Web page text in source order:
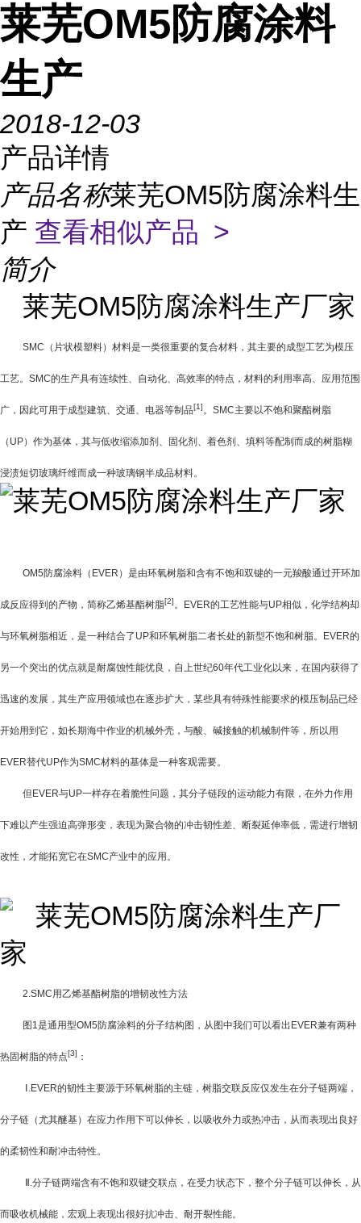
莱芜OM5防腐涂料
生产
2018-12-03
产品详情
产品名称莱芜OM5防腐涂料生
产 查看相似产品 >
简介
莱芜OM5防腐涂料生产厂家
SMC （片状模塑料）材料是一类很重要的复合材料，其主要的成型工艺为模压
工艺。 SMC的生产具有连续性、自动化、高效率的特点，材料的利用率高、应用范围
广，因此可用于成型建筑、交通、电器等制品[1]。 SMC主要以不饱和聚酯树脂
（ UP）作为基体，其与低收缩添加剂、固化剂、着色剂、填料等配制而成的树脂糊
浸渍短切玻璃纤维而成一种玻璃钢半成品材料。
OM5防腐涂料（ EVER ）是由环氧树脂和含有不饱和双键的一元羧酸通过开环加
成反应得到的产物，简称乙烯基酯树脂[2]。 EVER的工艺性能与UP相似，化学结构却
与环氧树脂相近，是一种结合了 UP和环氧树脂二者长处的新型不饱和树脂。 EVER的
另一个突出的优点就是耐腐蚀性能优良，自上世纪60年代工业化以来，在国内获得了
迅速的发展，其生产应用领域也在逐步扩大，某些具有特殊性能要求的模压制品已经
开始用到它，如长期海中作业的机械外壳，与酸、碱接触的机械制件等，所以用
EVER替代UP作为SMC材料的基体是一种客观需要。
但 EVER与UP一样存在着脆性问题，其分子链段的运动能力有限，在外力作用
下难以产生强迫高弹形变，表现为聚合物的冲击韧性差、断裂延伸率低，需进行增韧
改性，才能拓宽它在SMC产业中的应用。
2.SMC用乙烯基酯树脂的增韧改性方法
图 1是通用型OM5防腐涂料的分子结构图，从图中我们可以看出 EVER兼有两种
热固树脂的特点[3] ：
.EVER的韧性主要源于环氧树脂的主链，树脂交联反应仅发生在分子链两端，
分子链（尤其醚基）在应力作用下可以伸长，以吸收外力或热冲击，从而表现出良好
的柔韧性和耐冲击特性。
.分子链两端含有不饱和双键交联点，在受力状态下，整个分子链可以伸长，从
而吸收机械能，宏观上表现出很好抗冲击、耐开裂性能。